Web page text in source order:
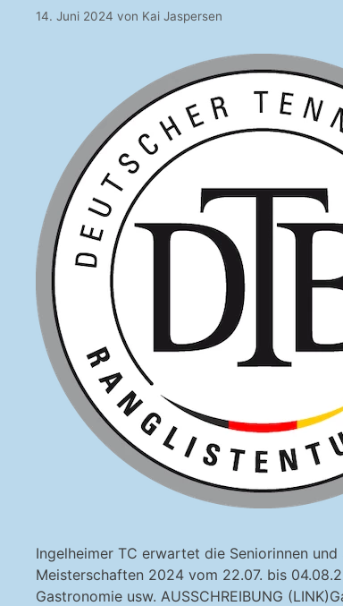
14. Juni 2024 von Kai Jaspersen
Ingelheimer TC erwartet die Seniorinnen
Meisterschaften 2024 vom 22.07. bis
Gastronomie usw. AUSSCHREIBUNG